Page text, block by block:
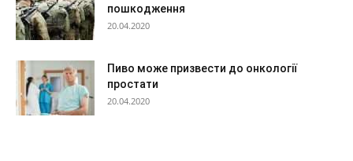
пошкодження
20.04.2020
Пиво може призвести до онкології
простати
20.04.2020